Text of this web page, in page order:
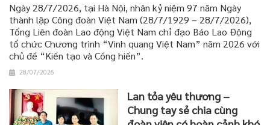
Ngày 28/7/2026, tại Hà Nội, nhân kỷ niệm 97 năm Ngày
thành lập Công đoàn Việt Nam (28/7/1929 – 28/7/2026),
Tổng Liên đoàn Lao động Việt Nam chỉ đạo Báo Lao Động
tổ chức Chương trình “Vinh quang Việt Nam” năm 2026 với
chủ đề “Kiến tạo và Cống hiến”.
28/07/2026
Lan tỏa yêu thương –
Chung tay sẻ chia cùng